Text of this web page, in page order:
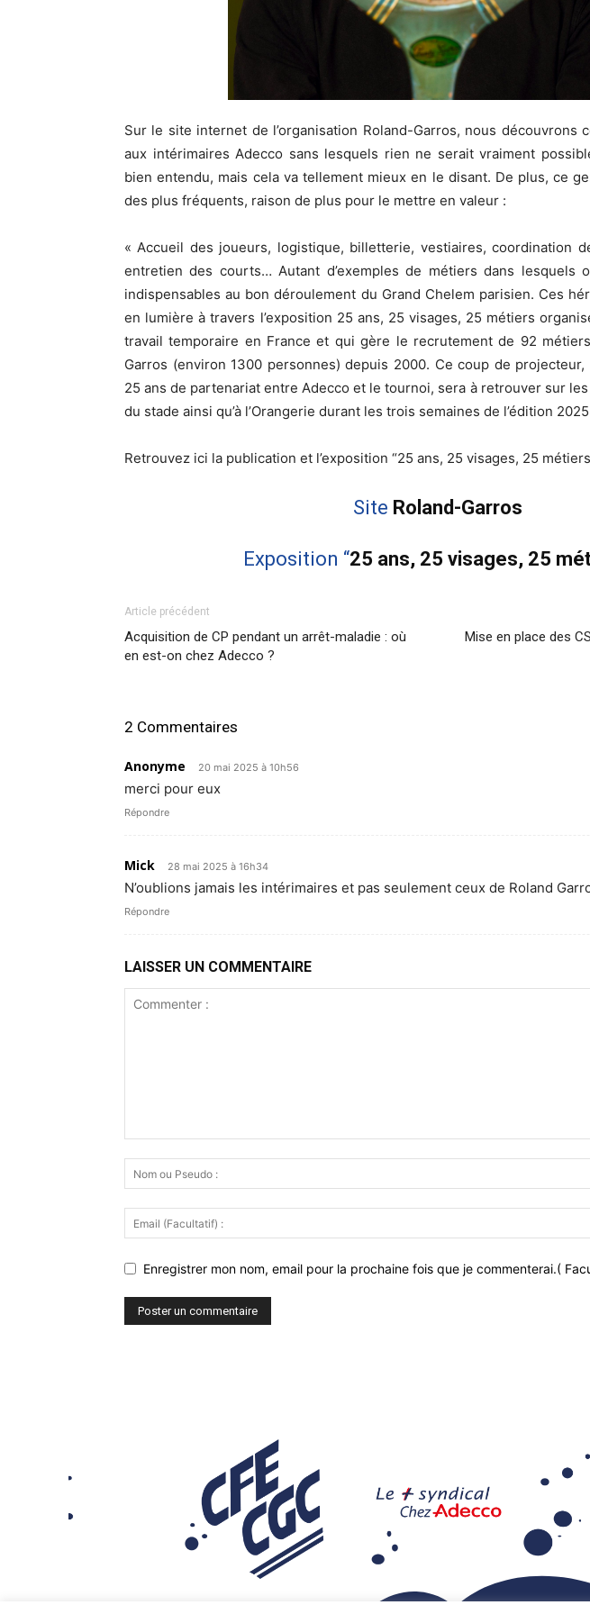
Sur le site internet de l’organisation Roland-Garros, nous découvrons
aux intérimaires Adecco sans lesquels rien ne serait vraiment
bien entendu, mais cela va tellement mieux en le disant. De plus, ce
des plus fréquents, raison de plus pour le mettre en valeur :
« Accueil des joueurs, logistique, billetterie, vestiaires, coordination
entretien des courts… Autant d’exemples de métiers dans lesquels
indispensables au bon déroulement du Grand Chelem parisien. Ces
en lumière à travers l’exposition 25 ans, 25 visages, 25 métiers
travail temporaire en France et qui gère le recrutement de 92
Garros (environ 1300 personnes) depuis 2000. Ce coup de
25 ans de partenariat entre Adecco et le tournoi, sera à retrouver sur
du stade ainsi qu’à l’Orangerie durant les trois semaines de l’édition
Retrouvez ici la publication et l’exposition “25 ans, 25 visages, 25
Site Roland-Garros
Exposition “25 ans, 25 visages, 25
Article précédent
Acquisition de CP pendant un arrêt-maladie : où
en est-on chez Adecco ?
Mise en place des
2 Commentaires
Anonyme 20 mai 2025 à 10h56
merci pour eux
Répondre
Mick 28 mai 2025 à 16h34
N’oublions jamais les intérimaires et pas seulement ceux de Roland
Répondre
LAISSER UN COMMENTAIRE
Enregistrer mon nom, email pour la prochaine fois que je commenterai.(